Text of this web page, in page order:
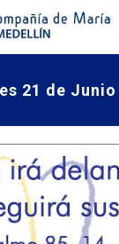
21 de Junio